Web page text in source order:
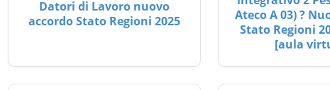
Datori di Lavoro nuovo
accordo Stato Regioni 2025
Ateco A 03) ?
Stato Regioni
[aula